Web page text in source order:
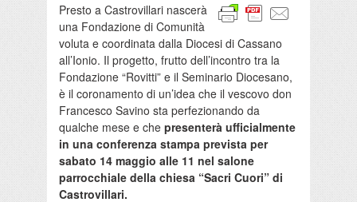
Presto a Castrovillari nascerà
una Fondazione di Comunità
voluta e coordinata dalla Diocesi di Cassano
all’Ionio. Il progetto, frutto dell’incontro tra la
Fondazione “Rovitti” e il Seminario Diocesano,
è il coronamento di un’idea che il vescovo don
Francesco Savino sta perfezionando da
qualche mese e che presenterà ufficialmente
in una conferenza stampa prevista per
sabato 14 maggio alle 11 nel salone
parrocchiale della chiesa “Sacri Cuori” di
Castrovillari.